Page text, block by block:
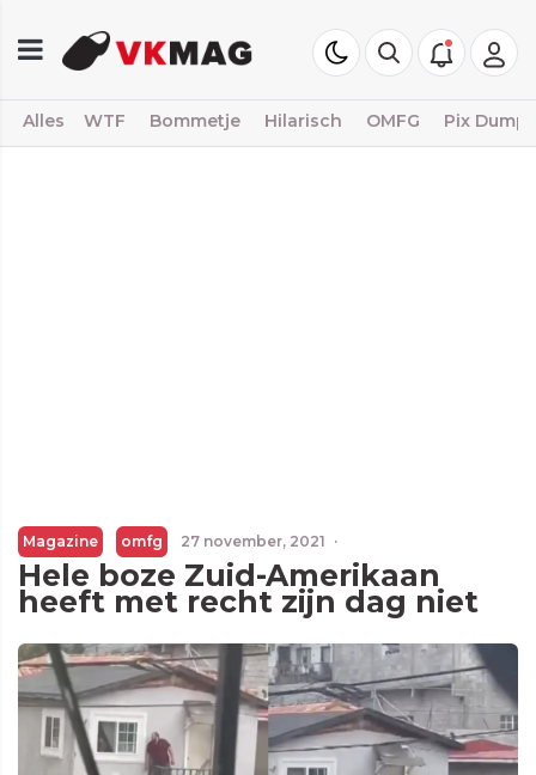
Alles WTF Bommetje Hilarisch OMFG Pix Dump
Magazine omfg 27 november, 2021 ·
Hele boze Zuid-Amerikaan
heeft met recht zijn dag niet